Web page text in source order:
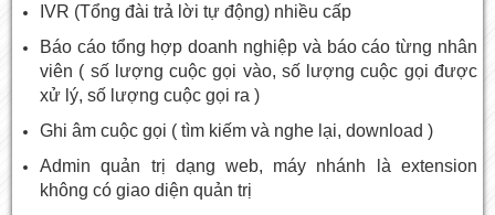
IVR (Tổng đài trả lời tự động) nhiều cấp
Báo cáo tổng hợp doanh nghiệp và báo cáo từng nhân
viên ( số lượng cuộc gọi vào, số lượng cuộc gọi được
xử lý, số lượng cuộc gọi ra )
Ghi âm cuộc gọi ( tìm kiếm và nghe lại, download )
Admin quản trị dạng web, máy nhánh là extension
không có giao diện quản trị